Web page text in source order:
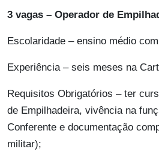
3 vagas – Operador de
Escolaridade – ensino médio
Experiência – seis meses na
Requisitos Obrigatórios – ter
de Empilhadeira, vivência na
Conferente e documentação
militar);